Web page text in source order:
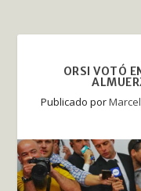
ORSI VOTÓ
Publicado por